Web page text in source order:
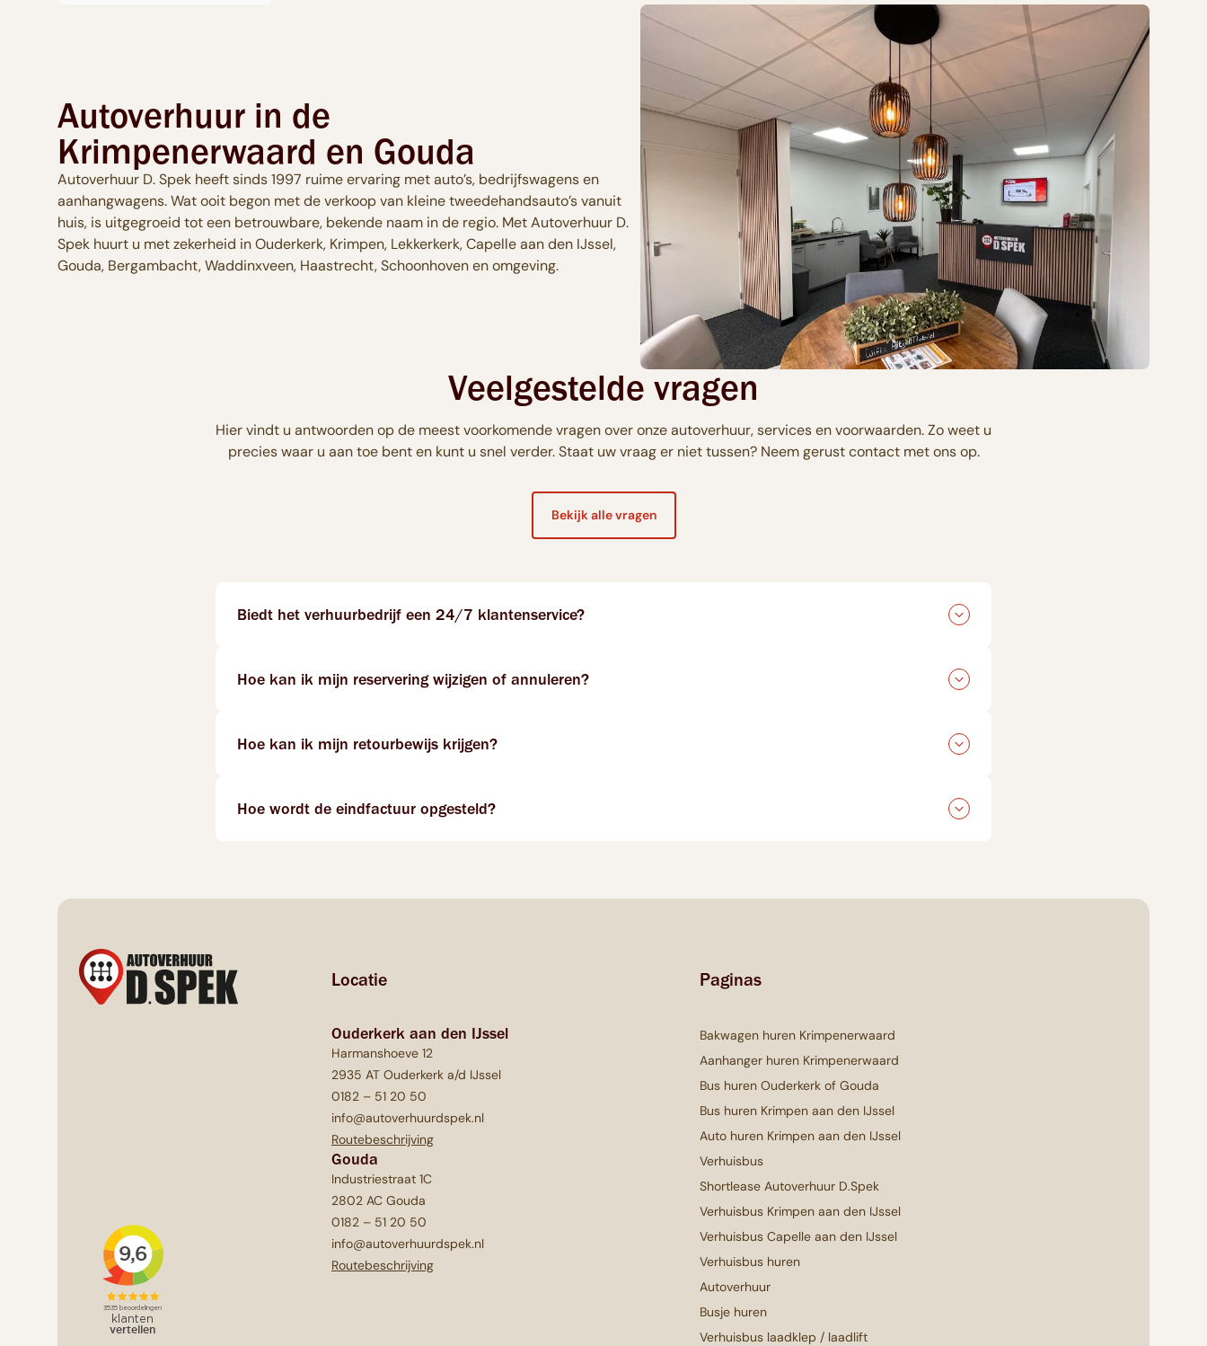
Autoverhuur in de
Krimpenerwaard en Gouda
Autoverhuur D. Spek heeft sinds 1997 ruime ervaring met auto’s, bedrijfswagens en
aanhangwagens. Wat ooit begon met de verkoop van kleine tweedehandsauto’s vanuit
huis, is uitgegroeid tot een betrouwbare, bekende naam in de regio. Met Autoverhuur D.
Spek huurt u met zekerheid in Ouderkerk, Krimpen, Lekkerkerk, Capelle aan den IJssel,
Gouda, Bergambacht, Waddinxveen, Haastrecht, Schoonhoven en omgeving.
Veelgestelde vragen
Hier vindt u antwoorden op de meest voorkomende vragen over onze autoverhuur, services en voorwaarden. Zo weet u
precies waar u aan toe bent en kunt u snel verder. Staat uw vraag er niet tussen? Neem gerust contact met ons op.
Bekijk alle vragen
Biedt het verhuurbedrijf een 24/7 klantenservice?
Hoe kan ik mijn reservering wijzigen of annuleren?
Hoe kan ik mijn retourbewijs krijgen?
Hoe wordt de eindfactuur opgesteld?
Locatie
Ouderkerk aan den IJssel
Harmanshoeve 12
2935 AT Ouderkerk a/d IJssel
0182 – 51 20 50
info@autoverhuurdspek.nl
Routebeschrijving
Gouda
Industriestraat 1C
2802 AC Gouda
0182 – 51 20 50
info@autoverhuurdspek.nl
Routebeschrijving
Paginas
Bakwagen huren Krimpenerwaard
Aanhanger huren Krimpenerwaard
Bus huren Ouderkerk of Gouda
Bus huren Krimpen aan den IJssel
Auto huren Krimpen aan den IJssel
Verhuisbus
Shortlease Autoverhuur D.Spek
Verhuisbus Krimpen aan den IJssel
Verhuisbus Capelle aan den IJssel
Verhuisbus huren
Autoverhuur
Busje huren
Verhuisbus laadklep / laadlift